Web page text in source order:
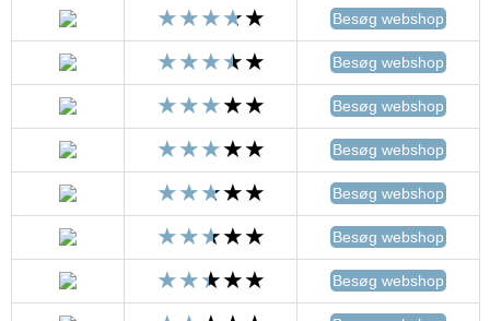
Besøg webshop
Besøg webshop
Besøg webshop
Besøg webshop
Besøg webshop
Besøg webshop
Besøg webshop